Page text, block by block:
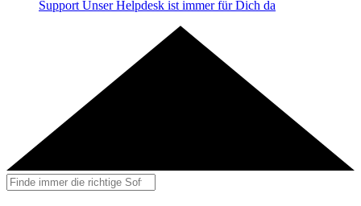
Support Unser Helpdesk ist immer für Dich da